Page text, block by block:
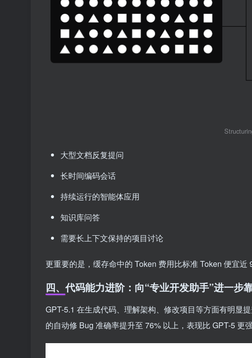
大型文档反复提问
长时间编码会话
持续运行的智能体应用
知识库问答
需要长上下文保持的项目讨论
更重要的是，缓存命中的 Token 费用比标准 Token 便宜近
四、代码能力进阶：向“专业开发助手”进一步
GPT-5.1 在生成代码、理解架构、修改项目等方面有明显
的自动修 Bug 准确率提升至 76% 以上，表现比 GPT-5 更